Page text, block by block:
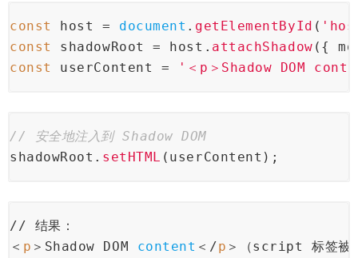
const host = document . getElementById (
const
shadowRoot = host. attachShadow ({
const
userContent = '＜p＞Shadow DOM
// 安全地注入到 Shadow DOM
shadowRoot. setHTML (userContent);
// 结果：
＜ p ＞Shadow DOM content ＜/p ＞（script 标签被